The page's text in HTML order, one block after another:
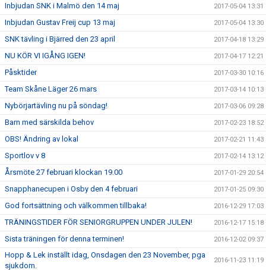
Inbjudan SNK i Malmö den 14 maj 2017-05-04 13:31
Inbjudan Gustav Freij cup 13 maj 2017-05-04 13:30
SNK tävling i Bjärred den 23 april 2017-04-18 13:29
NU KÖR VI IGÅNG IGEN! 2017-04-17 12:21
Påsktider 2017-03-30 10:16
Team Skåne Läger 26 mars 2017-03-14 10:13
Nybörjartävling nu på söndag! 2017-03-06 09:28
Barn med särskilda behov 2017-02-23 18:52
OBS! Ändring av lokal 2017-02-21 11:43
Sportlov v 8 2017-02-14 13:12
Årsmöte 27 februari klockan 19.00 2017-01-29 20:54
Snapphanecupen i Osby den 4 februari 2017-01-25 09:30
God fortsättning och välkommen tillbaka! 2016-12-29 17:03
TRÄNINGSTIDER FÖR SENIORGRUPPEN UNDER JULEN! 2016-12-17 15:18
Sista träningen för denna terminen! 2016-12-02 09:37
Hopp & Lek inställt idag, Onsdagen den 23 November, pga
sjukdom.
2016-11-23 11:19